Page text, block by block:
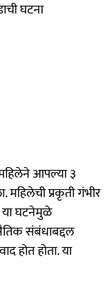
घटना
आपल्या ३
महिलेची प्रकृती गंभीर
घटनेमुळे
संबंधाबद्दल
होत होता. या